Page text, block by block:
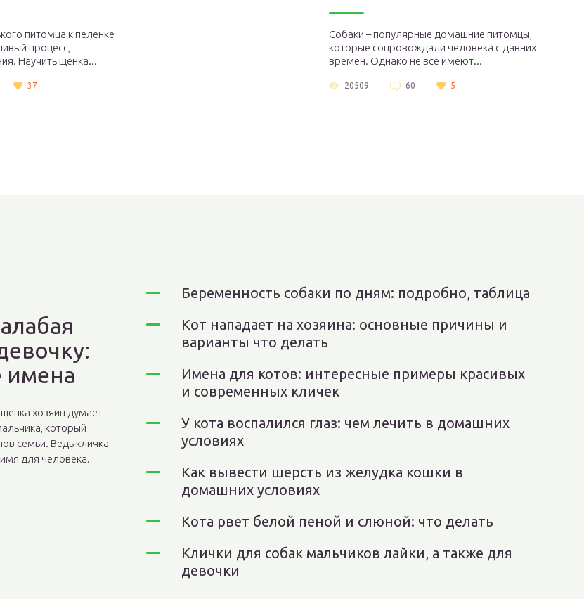
питомца к пеленке
процесс,
Научить щенка...
37
Собаки – популярные домашние питомцы,
которые сопровождали человека с давних
времен. Однако не все имеют...
20509 60 5
имена
хозяин думает
который
семьи. Ведь кличка
для человека.
Беременность собаки по дням: подробно, таблица
Кот нападает на хозяина: основные причины и
варианты что делать
Имена для котов: интересные примеры красивых
и современных кличек
У кота воспалился глаз: чем лечить в домашних
условиях
Как вывести шерсть из желудка кошки в
домашних условиях
Кота рвет белой пеной и слюной: что делать
Клички для собак мальчиков лайки, а также для
девочки